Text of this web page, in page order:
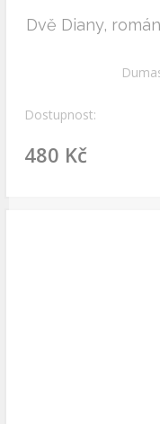
Dvě Diany,
Dostupnost:
480 Kč